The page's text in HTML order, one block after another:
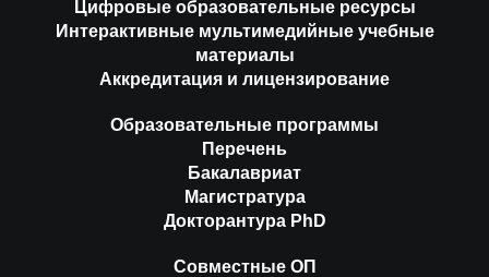
Цифровые образовательные ресурсы
Интерактивные мультимедийные учебные
материалы
Аккредитация и лицензирование
Образовательные программы
Перечень
Бакалавриат
Магистратура
Докторантура PhD
Совместные ОП